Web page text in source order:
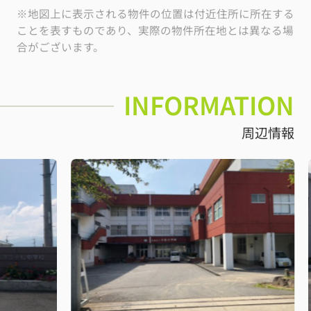
※地図上に表示される物件の位置は付近住所に所在する
ことを表すものであり、実際の物件所在地とは異なる場
合がございます。
INFORMATION
周辺情報